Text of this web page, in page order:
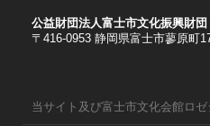
公益財団法人富士市文化振興財団
〒416-0953 静岡県富士市蓼原
当サイト及び富士市文化会館ロ